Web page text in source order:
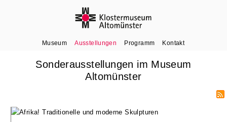
Museum Ausstellungen Programm Kontakt
Sonderausstellungen im Museum
Altomünster